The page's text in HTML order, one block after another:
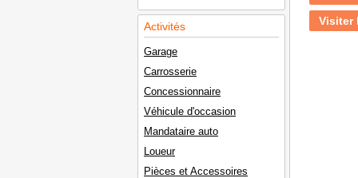
Activités
Garage
Carrosserie
Concessionnaire
Véhicule d'occasion
Mandataire auto
Loueur
Pièces et Accessoires
Visiter